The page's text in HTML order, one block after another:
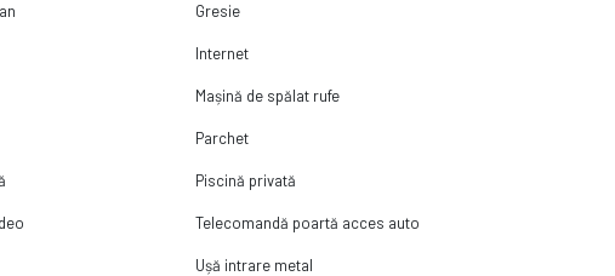
Gresie
Internet
Mașină de spălat rufe
Parchet
Piscină privată
Telecomandă poartă acces auto
Ușă intrare metal